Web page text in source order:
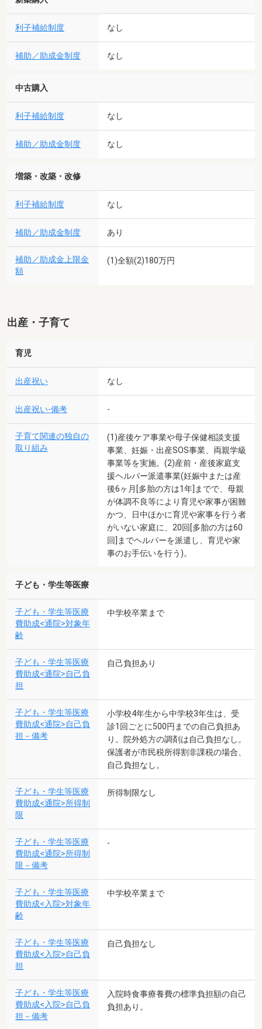
利子補給制度 なし
補助／助成金制度 なし
中古購入
利子補給制度 なし
補助／助成金制度 なし
増築・改築・改修
利子補給制度 なし
補助／助成金制度 あり
補助／助成金上限金
額
(1)全額(2)180万円
出産・子育て
育児
出産祝い なし
出産祝い-備考 -
子育て関連の独自の
取り組み
(1)産後ケア事業や母子保健相談支援
事業、妊娠・出産SOS事業、両親学級
事業等を実施。(2)産前・産後家庭支
援ヘルパー派遣事業(妊娠中または産
後6ヶ月[多胎の方は1年]までで、母親
が体調不良等により育児や家事が困難
かつ、日中ほかに育児や家事を行う者
がいない家庭に、20回[多胎の方は60
回]までヘルパーを派遣し、育児や家
事のお手伝いを行う)。
子ども・学生等医療
子ども・学生等医療
費助成<通院>対象年
齢
中学校卒業まで
子ども・学生等医療
費助成<通院>自己負
担
自己負担あり
子ども・学生等医療
費助成<通院>自己負
担－備考
小学校4年生から中学校3年生は、受
診1回ごとに500円までの自己負担あ
り。院外処方の調剤は自己負担なし。
保護者が市民税所得割非課税の場合、
自己負担なし。
子ども・学生等医療
費助成<通院>所得制
限
所得制限なし
子ども・学生等医療
費助成<通院>所得制
限－備考
-
子ども・学生等医療
費助成<入院>対象年
齢
中学校卒業まで
子ども・学生等医療
費助成<入院>自己負
担
自己負担なし
子ども・学生等医療
費助成<入院>自己負
担－備考
入院時食事療養費の標準負担額の自己
負担あり。